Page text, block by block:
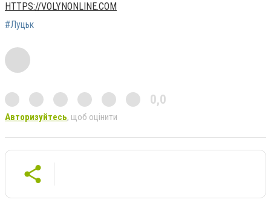
HTTPS://VOLYNONLINE.COM
#Луцьк
0,0
Авторизуйтесь, щоб оцінити